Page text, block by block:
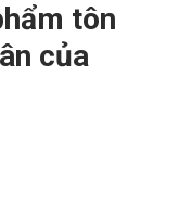
tôn
của